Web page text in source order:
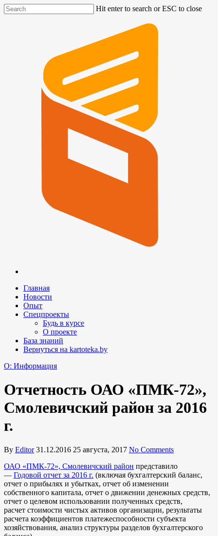
Hit enter to search or ESC to close
Главная
Новости
Опыт
Спецпроекты
Будь в курсе
О проекте
База знаний
Вернуться на kartoteka.by
O: Информация
Отчетность ОАО «ПМК-72»,
Смолевичский район за 2016
г.
By Editor 31.12.2016 25 августа, 2017 No Comments
ОАО «ПМК-72», Смолевичский район представило
— Годовой отчет за 2016 г. (включая бухгалтерский баланс,
отчет о прибылях и убытках, отчет об изменении
собственного капитала, отчет о движении денежных средств,
отчет о целевом использовании полученных средств,
расчет стоимости чистых активов организации, результаты
расчета коэффициентов платежеспособности субъекта
хозяйствования, анализ структуры разделов бухгалтерского